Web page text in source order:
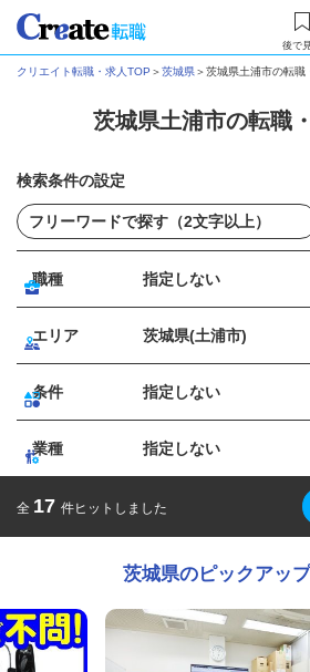
後で
クリエイト転職・求人TOP ＞茨城県＞茨城県土浦市の転職
茨城県土浦市の転職
検索条件の設定
職種 指定しない
エリア 茨城県(土浦市)
条件 指定しない
業種 指定しない
全 17 件ヒットしました
茨城県のピックアッ